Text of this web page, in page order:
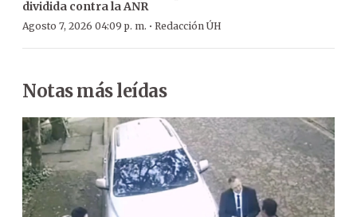
dividida contra la ANR
Agosto 7, 2026 04:09 p. m. · Redacción ÚH
Notas más leídas